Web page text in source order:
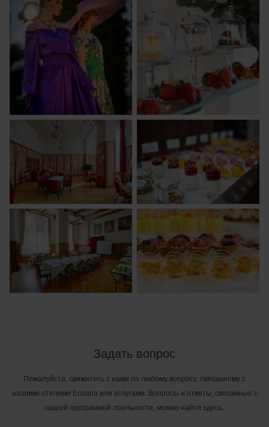
Задать вопрос
Пожалуйста, свяжитесь с нами по любому вопросу, связанному с
нашими отелями Ensana или услугами. Вопросы и ответы, связанные с
нашей программой лояльности, можно найти здесь.